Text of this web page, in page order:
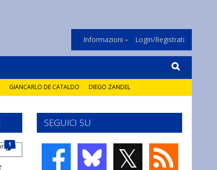
Informazioni Login/Registrati
GIANCARLO DE CATALDO DIEGO ZANDEL
SEGUICI SU
𝕏
1